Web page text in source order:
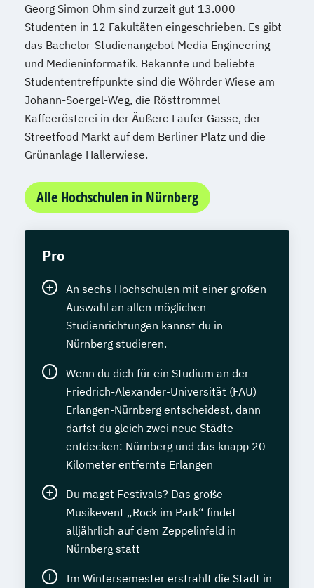
Georg Simon Ohm sind zurzeit gut 13.000
Studenten in 12 Fakultäten eingeschrieben. Es gibt
das Bachelor-Studienangebot Media Engineering
und Medieninformatik. Bekannte und beliebte
Studententreffpunkte sind die Wöhrder Wiese am
Johann-Soergel-Weg, die Rösttrommel
Kaffeerösterei in der Äußere Laufer Gasse, der
Streetfood Markt auf dem Berliner Platz und die
Grünanlage Hallerwiese.
Alle Hochschulen in Nürnberg
Pro
An sechs Hochschulen mit einer großen
Auswahl an allen möglichen
Studienrichtungen kannst du in
Nürnberg studieren.
Wenn du dich für ein Studium an der
Friedrich-Alexander-Universität (FAU)
Erlangen-Nürnberg entscheidest, dann
darfst du gleich zwei neue Städte
entdecken: Nürnberg und das knapp 20
Kilometer entfernte Erlangen
Du magst Festivals? Das große
Musikevent „Rock im Park“ findet
alljährlich auf dem Zeppelinfeld in
Nürnberg statt
Im Wintersemester erstrahlt die Stadt in